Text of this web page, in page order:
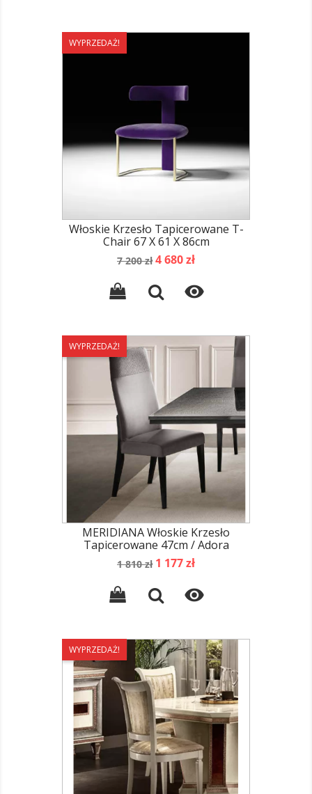
WYPRZEDAŻ!
Włoskie Krzesło Tapicerowane T-
Chair 67 X 61 X 86cm
Cena
7 200 zł Cena
4 680 zł

WYPRZEDAŻ!
MERIDIANA Włoskie Krzesło
Tapicerowane 47cm / Adora
Cena
1 810 zł Cena
1 177 zł

WYPRZEDAŻ!